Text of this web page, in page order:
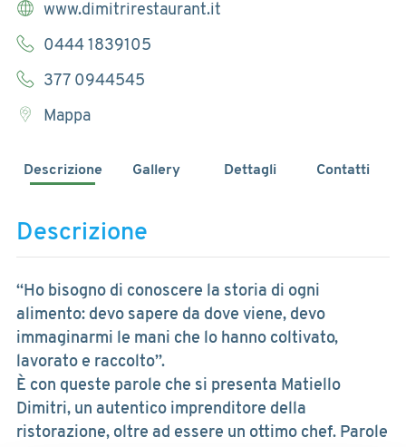
www.dimitrirestaurant.it
0444 1839105
377 0944545
Mappa
Descrizione Gallery Dettagli Contatti
Descrizione
“Ho bisogno di conoscere la storia di ogni
alimento: devo sapere da dove viene, devo
immaginarmi le mani che lo hanno coltivato,
lavorato e raccolto”.
È con queste parole che si presenta Matiello
Dimitri, un autentico imprenditore della
ristorazione, oltre ad essere un ottimo chef. Parole